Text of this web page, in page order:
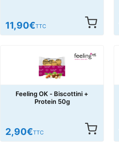
11,90€TTC
Feeling OK - Biscottini +
Protein 50g
2,90€TTC